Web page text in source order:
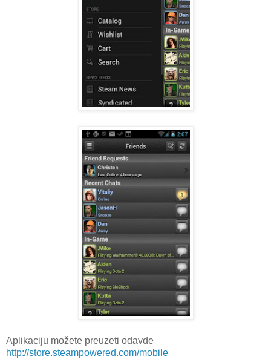
Aplikaciju možete preuzeti odavde
http://store.steampowered.com/mobile